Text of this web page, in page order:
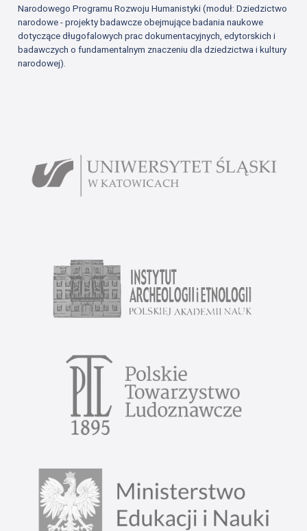
Narodowego Programu Rozwoju Humanistyki (moduł: Dziedzictwo
narodowe - projekty badawcze obejmujące badania naukowe
dotyczące długofalowych prac dokumentacyjnych, edytorskich i
badawczych o fundamentalnym znaczeniu dla dziedzictwa i kultury
narodowej).